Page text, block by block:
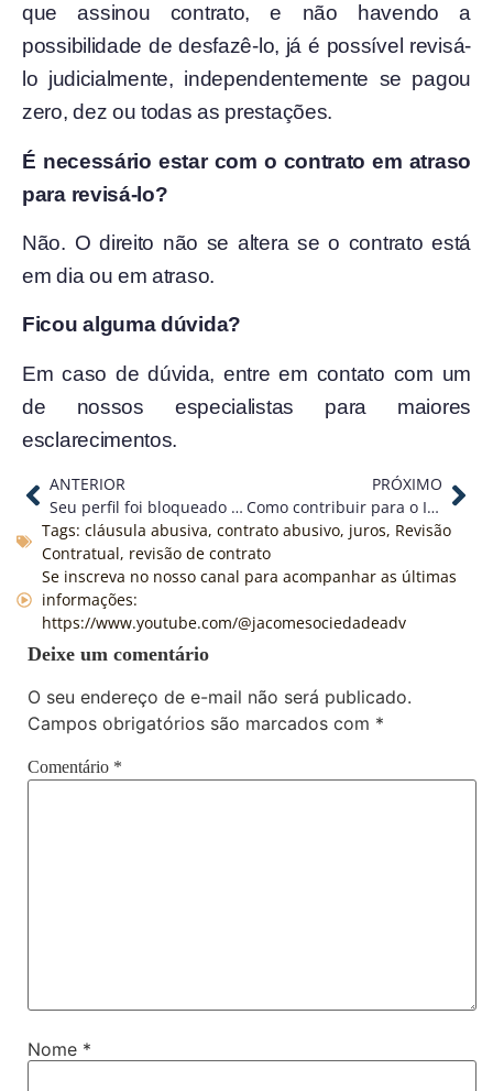
que assinou contrato, e não havendo a
possibilidade de desfazê-lo, já é possível revisá-
lo judicialmente, independentemente se pagou
zero, dez ou todas as prestações.
É necessário estar com o contrato em atraso
para revisá-lo?
Não. O direito não se altera se o contrato está
em dia ou em atraso.
Ficou alguma dúvida?
Em caso de dúvida, entre em contato com um
de nossos especialistas para maiores
esclarecimentos.
ANTERIOR
Seu perfil foi bloqueado nas redes sociais? Veja o que fazer!
PRÓXIMO
Como contribuir para o INSS
Tags: cláusula abusiva, contrato abusivo, juros, Revisão
Contratual, revisão de contrato
Se inscreva no nosso canal para acompanhar as últimas
informações:
https://www.youtube.com/@jacomesociedadeadv
Deixe um comentário
O seu endereço de e-mail não será publicado.
Campos obrigatórios são marcados com *
Comentário *
Nome *